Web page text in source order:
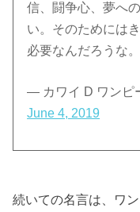
信、闘争心、夢へ
い。そのためには
必要なんだろうな。
— カワイ D ワンピ
June 4, 2019
続いての名言は、ワ